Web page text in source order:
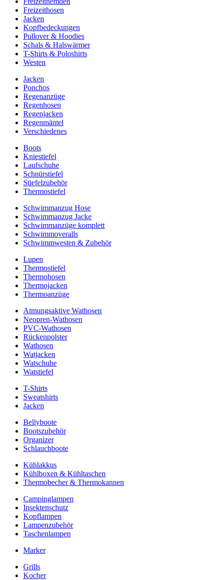
Freizeithosen
Jacken
Kopfbedeckungen
Pullover & Hoodies
Schals & Halswärmer
T-Shirts & Poloshirts
Westen
Jacken
Ponchos
Regenanzüge
Regenhosen
Regenjacken
Regenmäntel
Verschiedenes
Boots
Kniestiefel
Laufschuhe
Schnürstiefel
Stiefelzubehör
Thermostiefel
Schwimmanzug Hose
Schwimmanzug Jacke
Schwimmanzüge komplett
Schwimmoveralls
Schwimmwesten & Zubehör
Lupen
Thermostiefel
Thermohosen
Thermojacken
Thermoanzüge
Atmungsaktive Wathosen
Neopren-Wathosen
PVC-Wathosen
Rückenpolster
Wathosen
Watjacken
Watschuhe
Watstiefel
T-Shirts
Sweatshirts
Jacken
Bellyboote
Bootszubehör
Organizer
Schlauchboote
Kühlakkus
Kühlboxen & Kühltaschen
Thermobecher & Thermokannen
Campinglampen
Insektenschutz
Kopflampen
Lampenzubehör
Taschenlampen
Marker
Grills
Kocher